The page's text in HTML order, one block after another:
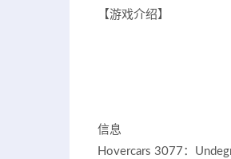
【游戏介绍】
信息
Hovercars 3077：